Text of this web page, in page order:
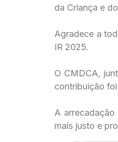
da Criança e
Agradece a
IR 2025.
O CMDCA,
contribuição
A
mais justo e